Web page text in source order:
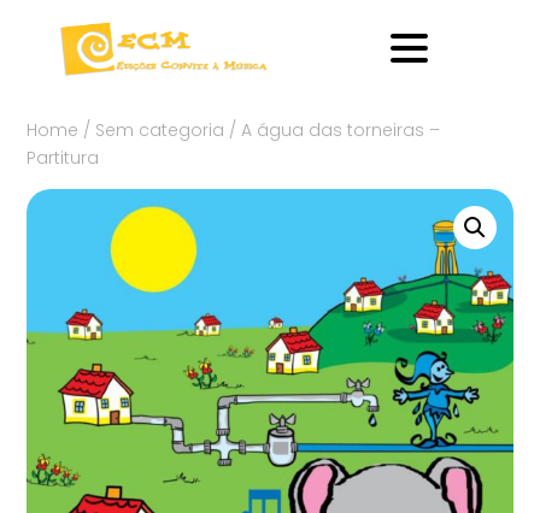
Home / Sem categoria / A água das torneiras –
Partitura